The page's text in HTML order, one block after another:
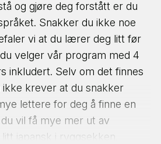
Enten står arbeidsgiver
eller så får du matvarene
måltider.
Placement-program, bor du
i sovesal på et 'Staff
hotellet du jobber på. Tilbys
arbeidsplass, vil kostnaden
og gjøre deg forstått er du
Snakker du ikke noe
vi at du lærer deg litt før
velger vår program med 4
inkludert. Selv om det finnes
krever at du snakker
lettere for deg å finne en
vil få mye mer ut av
japansk i ryggsekken.